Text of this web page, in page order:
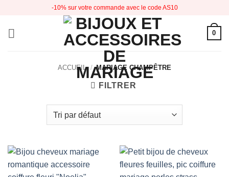
contenu
-10% sur votre commande avec le code AS10
0
ACCUEIL / MARIAGE CHAMPÊTRE
FILTRER